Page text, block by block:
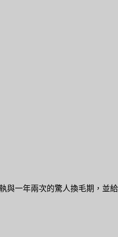
與一年兩次的驚人換毛期，並給